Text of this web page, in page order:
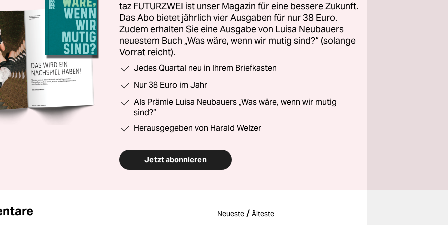
taz FUTURZWEI ist unser Magazin für eine bessere Zukunft.
Das Abo bietet jährlich vier Ausgaben für nur 38 Euro.
Zudem erhalten Sie eine Ausgabe von Luisa Neubauers
neuestem Buch „Was wäre, wenn wir mutig sind?“ (solange
Vorrat reicht).
Jedes Quartal neu in Ihrem Briefkasten
Nur 38 Euro im Jahr
Als Prämie Luisa Neubauers „Was wäre, wenn wir mutig
sind?“
Herausgegeben von Harald Welzer
Jetzt abonnieren
Neueste / Älteste